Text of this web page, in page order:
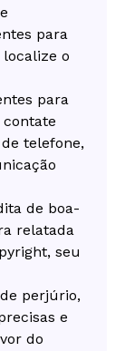
para
o
para
telefone,
de boa-
relatada
seu
perjúrio,
e
do